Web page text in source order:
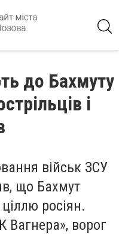
до Бахмуту
і
військ ЗСУ
що Бахмут
росіян.
Вагнера», ворог